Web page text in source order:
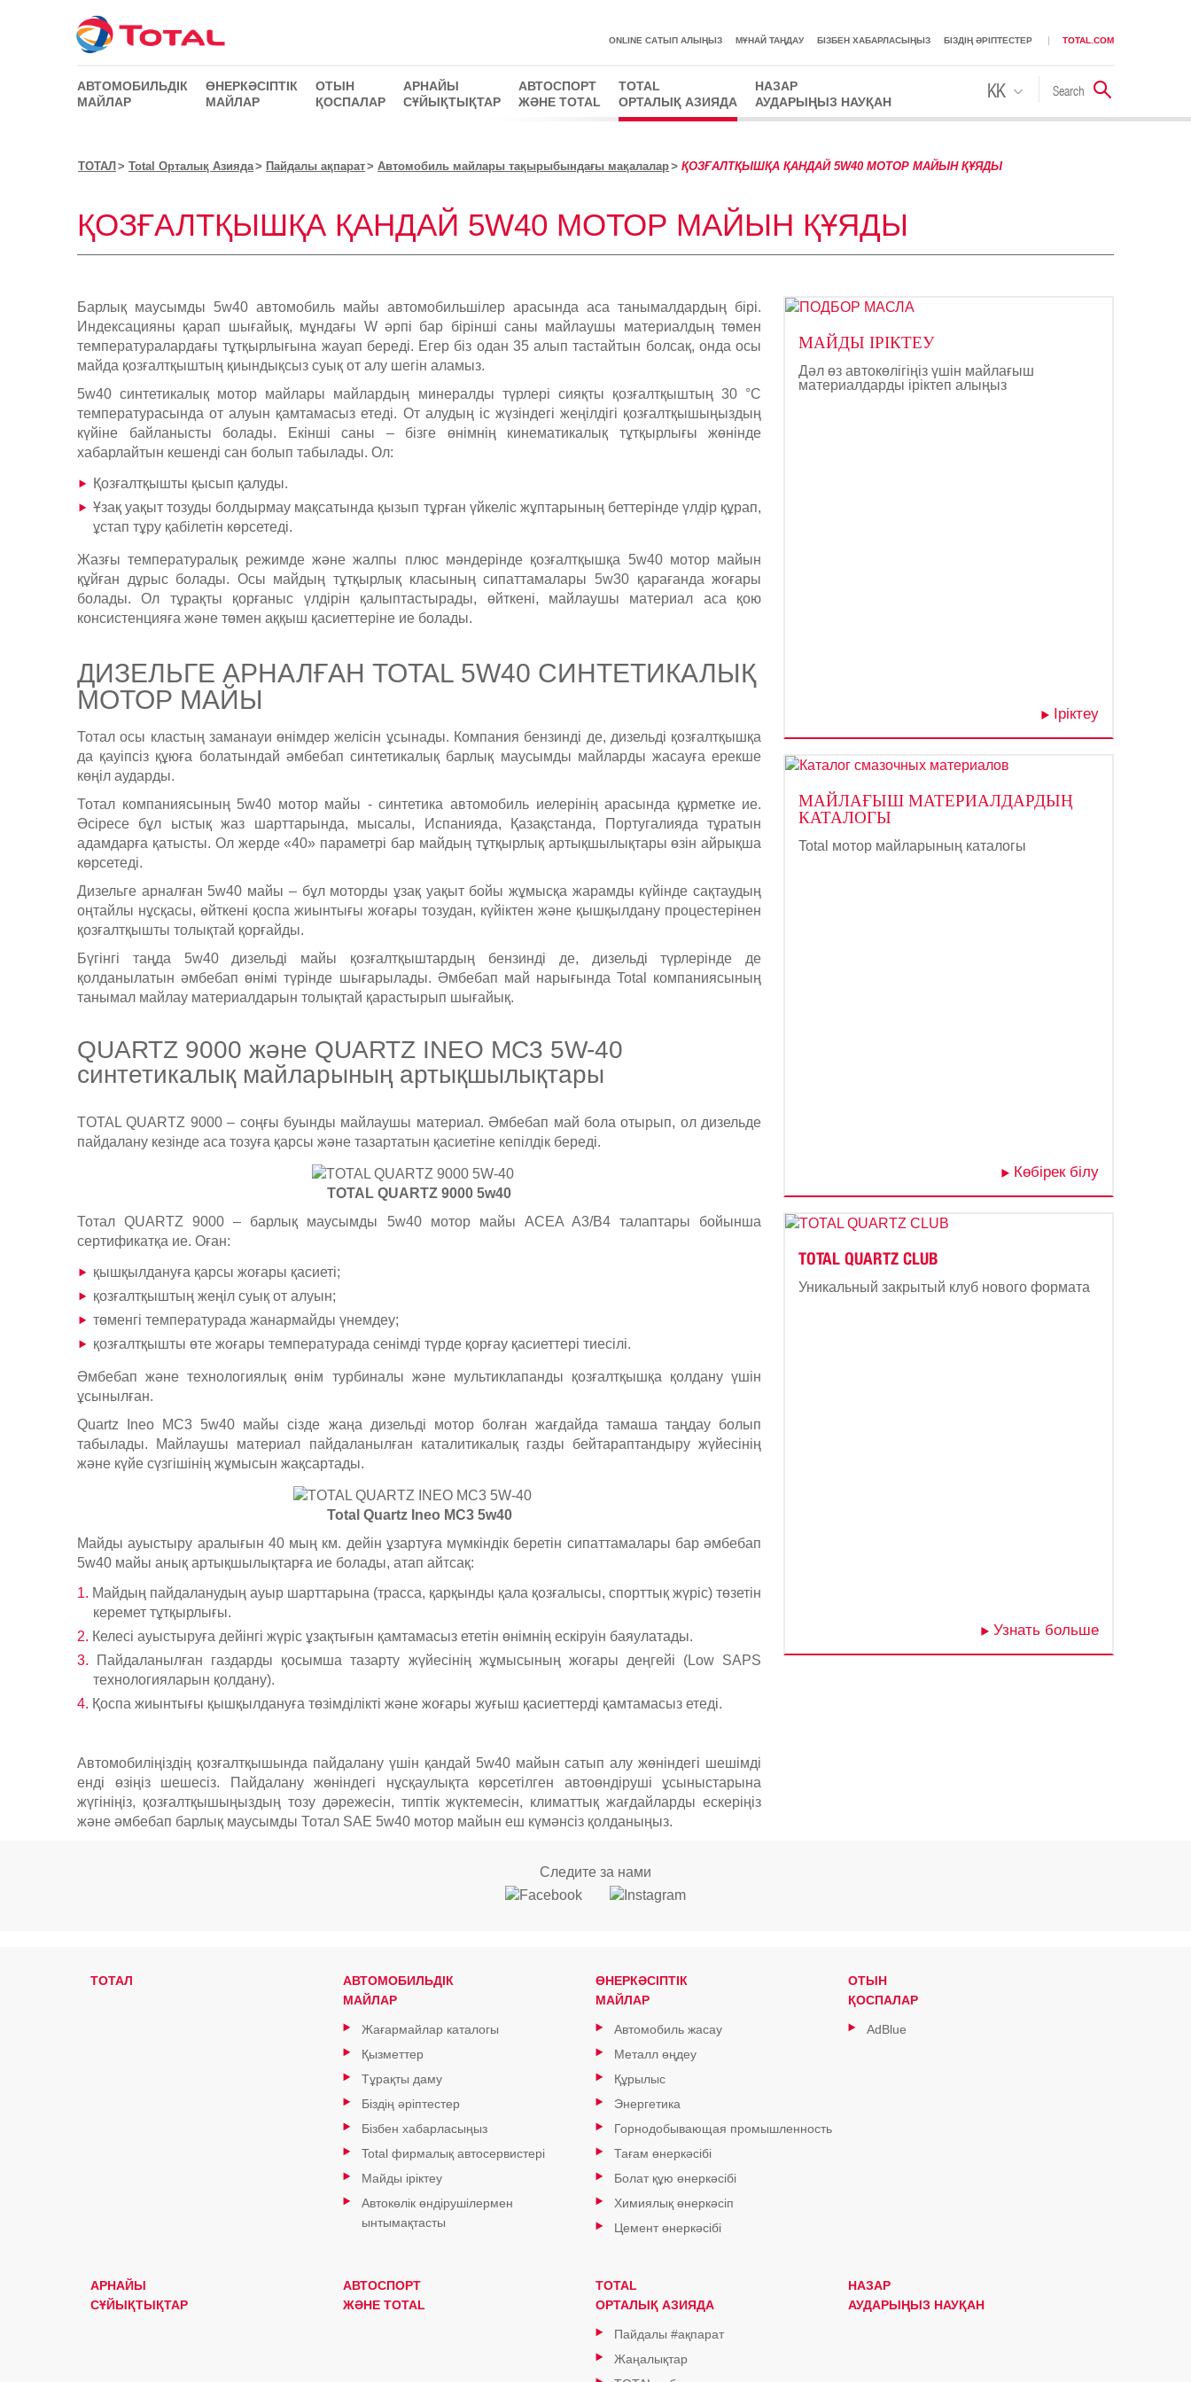
ONLINE САТЫП АЛЫҢЫЗ MҰНАЙ ТАҢДАУ БІЗБЕН ХАБАРЛАСЫҢЫЗ БІЗДІҢ ӘРІПТЕСТЕР TOTAL.COM
АВТОМОБИЛЬДІК
МАЙЛАР
ӨНЕРКӘСІПТІК
МАЙЛАР
ОТЫН
ҚОСПАЛАР
АРНАЙЫ
СҰЙЫҚТЫҚТАР
АВТОСПОРТ
ЖӘНЕ TOTAL
TOTAL
ОРТАЛЫҚ АЗИЯДА
НАЗАР
АУДАРЫҢЫЗ НАУҚАН
KK
RU
Search Іздестіру
ТОТАЛ Total Орталық Азияда Пайдалы ақпарат Автомобиль майлары тақырыбындағы мақалалар ҚОЗҒАЛТҚЫШҚА ҚАНДАЙ 5W40 МОТОР МАЙЫН ҚҰЯДЫ
ҚОЗҒАЛТҚЫШҚА ҚАНДАЙ 5W40 МОТОР МАЙЫН ҚҰЯДЫ
Барлық маусымды 5w40 автомобиль майы автомобильшілер арасында аса танымалдардың бірі.
Индексацияны қарап шығайық, мұндағы W әрпі бар бірінші саны майлаушы материалдың төмен
температуралардағы тұтқырлығына жауап береді. Егер біз одан 35 алып тастайтын болсақ, онда осы
майда қозғалтқыштың қиындықсыз суық от алу шегін аламыз.
5w40 синтетикалық мотор майлары майлардың минералды түрлері сияқты қозғалтқыштың 30 °С
температурасында от алуын қамтамасыз етеді. От алудың іс жүзіндегі жеңілдігі қозғалтқышыңыздың
күйіне байланысты болады. Екінші саны – бізге өнімнің кинематикалық тұтқырлығы жөнінде
хабарлайтын кешенді сан болып табылады. Ол:
Қозғалтқышты қысып қалуды.
Ұзақ уақыт тозуды болдырмау мақсатында қызып тұрған үйкеліс жұптарының беттерінде үлдір құрап,
ұстап тұру қабілетін көрсетеді.
Жазғы температуралық режимде және жалпы плюс мәндерінде қозғалтқышқа 5w40 мотор майын
құйған дұрыс болады. Осы майдың тұтқырлық класының сипаттамалары 5w30 қарағанда жоғары
болады. Ол тұрақты қорғаныс үлдірін қалыптастырады, өйткені, майлаушы материал аса қою
консистенцияға және төмен аққыш қасиеттеріне ие болады.
ДИЗЕЛЬГЕ АРНАЛҒАН TOTAL 5W40 СИНТЕТИКАЛЫҚ
МОТОР МАЙЫ
Тотал осы кластың заманауи өнімдер желісін ұсынады. Компания бензинді де, дизельді қозғалтқышқа
да қауіпсіз құюға болатындай әмбебап синтетикалық барлық маусымды майларды жасауға ерекше
көңіл аударды.
Тотал компаниясының 5w40 мотор майы - синтетика автомобиль иелерінің арасында құрметке ие.
Әсіресе бұл ыстық жаз шарттарында, мысалы, Испанияда, Қазақстанда, Португалияда тұратын
адамдарға қатысты. Ол жерде «40» параметрі бар майдың тұтқырлық артықшылықтары өзін айрықша
көрсетеді.
Дизельге арналған 5w40 майы – бұл моторды ұзақ уақыт бойы жұмысқа жарамды күйінде сақтаудың
оңтайлы нұсқасы, өйткені қоспа жиынтығы жоғары тозудан, күйіктен және қышқылдану процестерінен
қозғалтқышты толықтай қорғайды.
Бүгінгі таңда 5w40 дизельді майы қозғалтқыштардың бензинді де, дизельді түрлерінде де
қолданылатын әмбебап өнімі түрінде шығарылады. Әмбебап май нарығында Total компаниясының
танымал майлау материалдарын толықтай қарастырып шығайық.
QUARTZ 9000 және QUARTZ INEO MC3 5W-40
синтетикалық майларының артықшылықтары
TOTAL QUARTZ 9000 – соңғы буынды майлаушы материал. Әмбебап май бола отырып, ол дизельде
пайдалану кезінде аса тозуға қарсы және тазартатын қасиетіне кепілдік береді.
TOTAL QUARTZ 9000 5w40
Тотал QUARTZ 9000 – барлық маусымды 5w40 мотор майы ACEA A3/B4 талаптары бойынша
сертификатқа ие. Оған:
қышқылдануға қарсы жоғары қасиеті;
қозғалтқыштың жеңіл суық от алуын;
төменгі температурада жанармайды үнемдеу;
қозғалтқышты өте жоғары температурада сенімді түрде қорғау қасиеттері тиесілі.
Әмбебап және технологиялық өнім турбиналы және мультиклапанды қозғалтқышқа қолдану үшін
ұсынылған.
Quartz Ineo MC3 5w40 майы сізде жаңа дизельді мотор болған жағдайда тамаша таңдау болып
табылады. Майлаушы материал пайдаланылған каталитикалық газды бейтараптандыру жүйесінің
және күйе сүзгішінің жұмысын жақсартады.
Total Quartz Ineo MC3 5w40
Майды ауыстыру аралығын 40 мың км. дейін ұзартуға мүмкіндік беретін сипаттамалары бар әмбебап
5w40 майы анық артықшылықтарға ие болады, атап айтсақ:
Майдың пайдаланудың ауыр шарттарына (трасса, қарқынды қала қозғалысы, спорттық жүріс) төзетін
керемет тұтқырлығы.
Келесі ауыстыруға дейінгі жүріс ұзақтығын қамтамасыз ететін өнімнің ескіруін баяулатады.
Пайдаланылған газдарды қосымша тазарту жүйесінің жұмысының жоғары деңгейі (Low SAPS
технологияларын қолдану).
Қоспа жиынтығы қышқылдануға төзімділікті және жоғары жуғыш қасиеттерді қамтамасыз етеді.
Автомобиліңіздің қозғалтқышында пайдалану үшін қандай 5w40 майын сатып алу жөніндегі шешімді
енді өзіңіз шешесіз. Пайдалану жөніндегі нұсқаулықта көрсетілген автоөндіруші ұсыныстарына
жүгініңіз, қозғалтқышыңыздың тозу дәрежесін, типтік жүктемесін, климаттық жағдайларды ескеріңіз
және әмбебап барлық маусымды Тотал SAE 5w40 мотор майын еш күмәнсіз қолданыңыз.
МАЙДЫ ІРІКТЕУ
Дәл өз автокөлігіңіз үшін майлағыш
материалдарды іріктеп алыңыз
Іріктеу
МАЙЛАҒЫШ МАТЕРИАЛДАРДЫҢ
КАТАЛОГЫ
Total мотор майларының каталогы
Көбірек білу
TOTAL QUARTZ CLUB
Уникальный закрытый клуб нового формата
Узнать больше
Следите за нами
ТОТАЛ
АВТОМОБИЛЬДІК
МАЙЛАР
Жағармайлар каталогы
Қызметтер
Тұрақты даму
Біздің әріптестер
Бізбен хабарласыңыз
Total фирмалық автосервистері
Майды іріктеу
Автокөлік өндірушілермен
ынтымақтасты
ӨНЕРКӘСІПТІК
МАЙЛАР
Автомобиль жасау
Металл өңдеу
Құрылыс
Энергетика
Горнодобывающая промышленность
Тағам өнеркәсібі
Болат құю өнеркәсібі
Химиялық өнеркәсіп
Цемент өнеркәсібі
ОТЫН
ҚОСПАЛАР
AdBlue
АРНАЙЫ
СҰЙЫҚТЫҚТАР
АВТОСПОРТ
ЖӘНЕ TOTAL
TOTAL
ОРТАЛЫҚ АЗИЯДА
Пайдалы #ақпарат
Жаңалықтар
НАЗАР
АУДАРЫҢЫЗ НАУҚАН